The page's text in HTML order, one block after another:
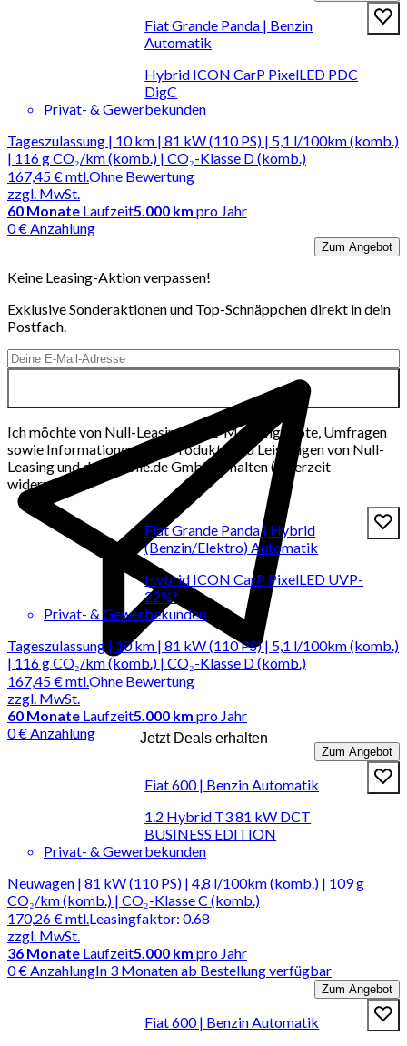
Fiat Grande Panda | Benzin
Automatik
Hybrid ICON CarP PixelLED PDC
DigC
Privat- & Gewerbekunden
Tageszulassung | 10 km | 81 kW (110 PS) | 5,1 l/100km (komb.)
| 116 g CO₂/km (komb.) | CO₂-Klasse D (komb.)
167,45 €mtl.
zzgl. MwSt.
Ohne Bewertung
60 Monate Laufzeit5.000 km pro Jahr
0 € Anzahlung
Zum Angebot
Keine Leasing-Aktion verpassen!
Exklusive Sonderaktionen und Top-Schnäppchen direkt in dein
Postfach.
Jetzt Deals erhalten
Ich möchte von Null-Leasing per E-Mail Angebote, Umfragen
sowie Informationen über Produkte und Leistungen von Null-
Leasing und der mobile.de GmbH erhalten (jederzeit
widerrufbar).
Fiat Grande Panda | Hybrid
(Benzin/Elektro) Automatik
Hybrid ICON CarP PixelLED UVP-
22%*
Privat- & Gewerbekunden
Tageszulassung | 10 km | 81 kW (110 PS) | 5,1 l/100km (komb.)
| 116 g CO₂/km (komb.) | CO₂-Klasse D (komb.)
167,45 €mtl.
zzgl. MwSt.
Ohne Bewertung
60 Monate Laufzeit5.000 km pro Jahr
0 € Anzahlung
Zum Angebot
Fiat 600 | Benzin Automatik
1.2 Hybrid T3 81 kW DCT
BUSINESS EDITION
Privat- & Gewerbekunden
Neuwagen | 81 kW (110 PS) | 4,8 l/100km (komb.) | 109 g
CO₂/km (komb.) | CO₂-Klasse C (komb.)
170,26 €mtl.
zzgl. MwSt.
Leasingfaktor: 0.68
36 Monate Laufzeit5.000 km pro Jahr
0 € AnzahlungIn 3 Monaten ab Bestellung verfügbar
Zum Angebot
Fiat 600 | Benzin Automatik